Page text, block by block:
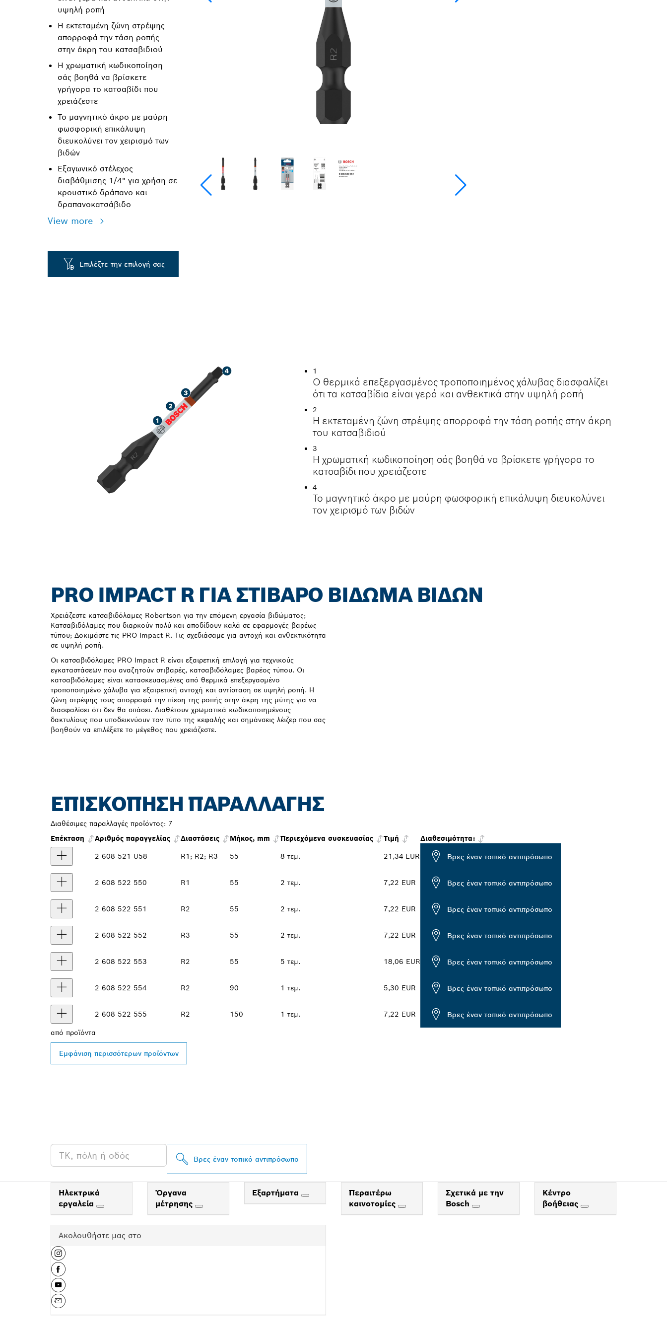
υψηλή ροπή
Η εκτεταμένη ζώνη στρέψης
απορροφά την τάση ροπής
στην άκρη του κατσαβιδιού
Η χρωματική κωδικοποίηση
σάς βοηθά να βρίσκετε
γρήγορα το κατσαβίδι που
χρειάζεστε
Το μαγνητικό άκρο με μαύρη
φωσφορική επικάλυψη
διευκολύνει τον χειρισμό των
βιδών
Εξαγωνικό στέλεχος
διαβάθμισης 1/4" για χρήση σε
κρουστικό δράπανο και
δραπανοκατσάβιδο
View more
Επιλέξτε την επιλογή σας
1
Ο θερμικά επεξεργασμένος τροποποιημένος χάλυβας διασφαλίζει
ότι τα κατσαβίδια είναι γερά και ανθεκτικά στην υψηλή ροπή
2
Η εκτεταμένη ζώνη στρέψης απορροφά την τάση ροπής στην άκρη
του κατσαβιδιού
3
Η χρωματική κωδικοποίηση σάς βοηθά να βρίσκετε γρήγορα το
κατσαβίδι που χρειάζεστε
4
Το μαγνητικό άκρο με μαύρη φωσφορική επικάλυψη διευκολύνει
τον χειρισμό των βιδών
PRO IMPACT R ΓΙΑ ΣΤΙΒΑΡΌ ΒΊΔΩΜΑ ΒΙΔΏΝ
Χρειάζεστε κατσαβιδόλαμες Robertson για την επόμενη εργασία βιδώματος;
Κατσαβιδόλαμες που διαρκούν πολύ και αποδίδουν καλά σε εφαρμογές βαρέως
τύπου; Δοκιμάστε τις PRO Impact R. Τις σχεδιάσαμε για αντοχή και ανθεκτικότητα
σε υψηλή ροπή.
Οι κατσαβιδόλαμες PRO Impact R είναι εξαιρετική επιλογή για τεχνικούς
εγκαταστάσεων που αναζητούν στιβαρές, κατσαβιδόλαμες βαρέος τύπου. Οι
κατσαβιδόλαμες είναι κατασκευασμένες από θερμικά επεξεργασμένο
τροποποιημένο χάλυβα για εξαιρετική αντοχή και αντίσταση σε υψηλή ροπή. Η
ζώνη στρέψης τους απορροφά την πίεση της ροπής στην άκρη της μύτης για να
διασφαλίσει ότι δεν θα σπάσει. Διαθέτουν χρωματικά κωδικοποιημένους
δακτυλίους που υποδεικνύουν τον τύπο της κεφαλής και σημάνσεις λέιζερ που σας
βοηθούν να επιλέξετε το μέγεθος που χρειάζεστε.
ΕΠΙΣΚΌΠΗΣΗ ΠΑΡΑΛΛΑΓΉΣ
Διαθέσιμες παραλλαγές προϊόντος: 7
Επέκταση
Αριθμός παραγγελίας Διαστάσεις Μήκος, mm Περιεχόμενα συσκευασίας Τιμή
Διαθεσιμότητα:
2 608 521 U58
R1; R2; R3 55 8 τεμ. 21,34 EUR Βρες έναν τοπικό αντιπρόσωπο
2 608 522 550 R1 55 2 τεμ. 7,22 EUR Βρες έναν τοπικό αντιπρόσωπο
2 608 522 551 R2 55 2 τεμ. 7,22 EUR Βρες έναν τοπικό αντιπρόσωπο
2 608 522 552 R3 55 2 τεμ. 7,22 EUR Βρες έναν τοπικό αντιπρόσωπο
2 608 522 553 R2 55 5 τεμ. 18,06 EUR Βρες έναν τοπικό αντιπρόσωπο
2 608 522 554 R2 90 1 τεμ. 5,30 EUR Βρες έναν τοπικό αντιπρόσωπο
2 608 522 555 R2 150 1 τεμ. 7,22 EUR Βρες έναν τοπικό αντιπρόσωπο
από προϊόντα
Εμφάνιση περισσότερων προϊόντων
Βρες έναν τοπικό αντιπρόσωπο
Ηλεκτρικά
εργαλεία
Όργανα
μέτρησης
Εξαρτήματα
Περαιτέρω
καινοτομίες
Σχετικά με την
Bosch
Κέντρο
βοήθειας
Ακολουθήστε μας στο